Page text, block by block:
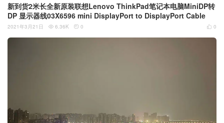
新到货2米长全新原装联想Lenovo ThinkPad笔记本电脑MiniDP转
DP 显示器线03X6596 mini DisplayPort to DisplayPort Cable
 0
2021年3月21日  6.36K  0